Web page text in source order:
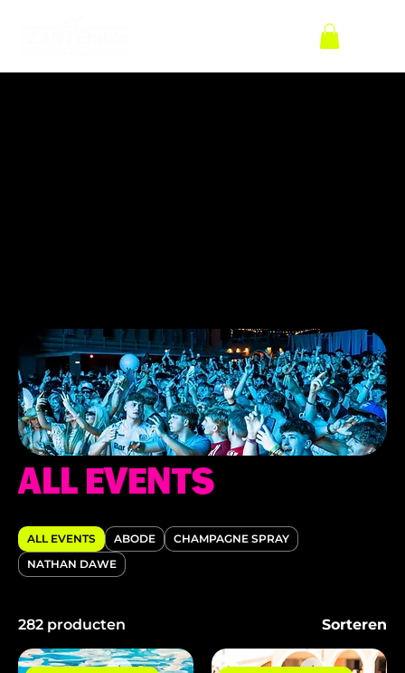
ALL EVENTS
ALL EVENTS ABODE
CHAMPAGNE SPRAY
NATHAN DAWE
282 producten Sorteren